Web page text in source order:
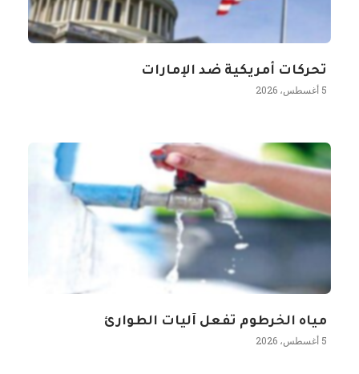
تحركات أمريكية ضد الإمارات
5 أغسطس، 2026
مياه الخرطوم تفعل آليات الطوارئ
5 أغسطس، 2026